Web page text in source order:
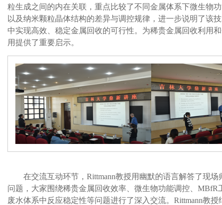
粒生成之间的内在关联，重点比较了不同金属体系下微生物
以及纳米颗粒晶体结构的差异与调控规律，进一步说明了该
中实现高效、稳定金属回收的可行性。为稀贵金属回收利用
用提供了重要启示。
在交流互动环节， Rittmann教授用幽默的语言解答了现场
问题，大家围绕稀贵金属回收效率、微生物功能调控、 MBfR
废水体系中反应稳定性等问题进行了深入交流。 Rittmann教授